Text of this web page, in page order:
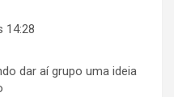
14:28
dar aí grupo uma ideia